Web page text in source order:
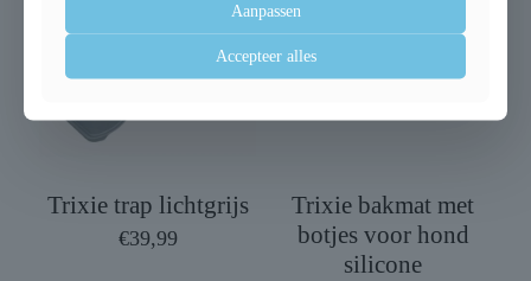
Trixie trap lichtgrijs
€39,99
Trixie bakmat met
botjes voor hond
silicone
Aanpassen
Accepteer alles